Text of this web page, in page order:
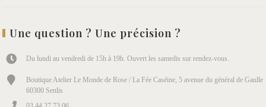
Une question ? Une précision ?
Du lundi au vendredi de 15h à 19h. Ouvert les samedis sur rendez-vous.
Boutique Atelier Le Monde de Rose / La Fée Caséine, 5 avenue du général de Gaulle
60300 Senlis